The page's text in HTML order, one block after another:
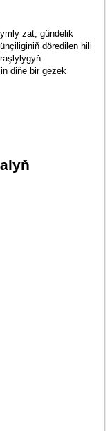
zat, gündelik
döredilen hili
diňe bir gezek